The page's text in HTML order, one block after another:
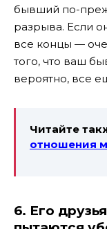
бывший по-
разрыва. Если
все концы —
того, что ваш
вероятно, все
Читайте
отношения
6. Его